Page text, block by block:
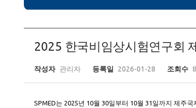
2025 한국비임상시험연구회
작성자 관리자 등록일 2026-01-28 조회수
SPMED는 2025년 10월 30일부터 10월 31일까지 제주